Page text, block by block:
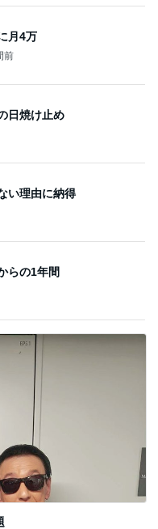
月4万
前
日焼け止め
い理由に納得
らの1年間